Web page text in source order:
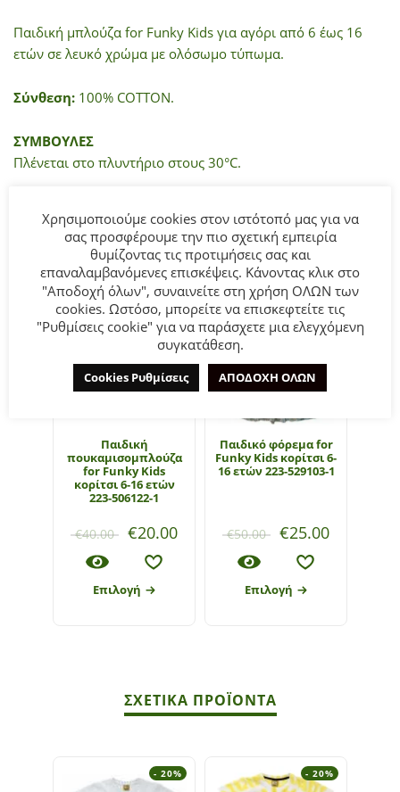
Παιδική μπλούζα for Funky Kids για αγόρι από 6 έως 16
ετών σε λευκό χρώμα με ολόσωμο τύπωμα.
Σύνθεση: 100% COTTON.
ΣΥΜΒΟΥΛΕΣ
Πλένεται στο πλυντήριο στους 30°C.
ΜΠΟΡΕΊ ΕΠΊΣΗΣ ΝΑ ΣΑΣ ΑΡΈΣΕΙ…
- 50%
Παιδική
πουκαμισομπλούζα
for Funky Kids
κορίτσι 6-16 ετών
223-506122-1
€40.00 €20.00
Επιλογή
- 50%
Παιδικό φόρεμα for
Funky Kids κορίτσι 6-
16 ετών 223-529103-1
€50.00 €25.00
Επιλογή
ΣΧΕΤΙΚΆ ΠΡΟΪΌΝΤΑ
- 20% - 20%
Χρησιμοποιούμε cookies στον ιστότοπό μας για να
σας προσφέρουμε την πιο σχετική εμπειρία
θυμίζοντας τις προτιμήσεις σας και
επαναλαμβανόμενες επισκέψεις. Κάνοντας κλικ στο
"Αποδοχή όλων", συναινείτε στη χρήση ΟΛΩΝ των
cookies. Ωστόσο, μπορείτε να επισκεφτείτε τις
"Ρυθμίσεις cookie" για να παράσχετε μια ελεγχόμενη
συγκατάθεση.
Cookies Ρυθμίσεις ΑΠΟΔΟΧΗ ΟΛΩΝ